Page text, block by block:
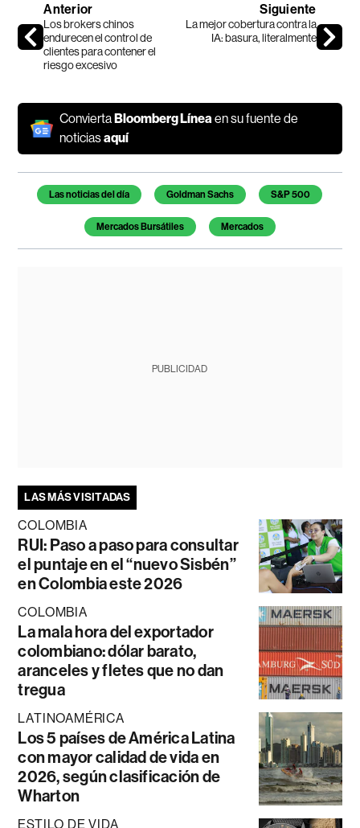
Anterior
Los brokers chinos
endurecen el control de
clientes para contener el
riesgo excesivo
Siguiente
La mejor cobertura contra la
IA: basura, literalmente
ConviertaBloomberg Líneaen su fuente de
noticiasaquí
Temas de este artículo
Las noticias del día Goldman Sachs S&P 500
Mercados Bursátiles Mercados
PUBLICIDAD
LAS MÁS VISITADAS
COLOMBIA
RUI: Paso a paso para consultar
el puntaje en el “nuevo Sisbén”
en Colombia este 2026
COLOMBIA
La mala hora del exportador
colombiano: dólar barato,
aranceles y fletes que no dan
tregua
LATINOAMÉRICA
Los 5 países de América Latina
con mayor calidad de vida en
2026, según clasificación de
Wharton
ESTILO DE VIDA